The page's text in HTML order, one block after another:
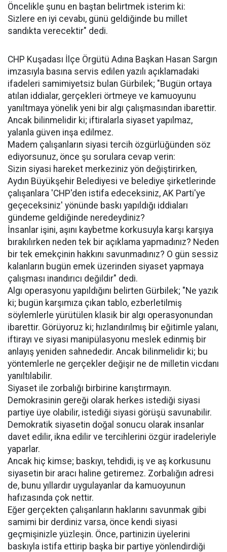
Öncelikle şunu en baştan belirtmek isterim ki:
Sizlere en iyi cevabı, günü geldiğinde bu millet
sandıkta verecektir" dedi.
CHP Kuşadası İlçe Örgütü Adına Başkan Hasan Sargın
imzasıyla basına servis edilen yazılı açıklamadaki
ifadeleri samimiyetsiz bulan Gürbilek; "Bugün ortaya
atılan iddialar, gerçekleri örtmeye ve kamuoyunu
yanıltmaya yönelik yeni bir algı çalışmasından ibarettir.
Ancak bilinmelidir ki; iftiralarla siyaset yapılmaz,
yalanla güven inşa edilmez.
Madem çalışanların siyasi tercih özgürlüğünden söz
ediyorsunuz, önce şu sorulara cevap verin:
Sizin siyasi hareket merkeziniz yön değiştirirken,
Aydın Büyükşehir Belediyesi ve belediye şirketlerinde
çalışanlara 'CHP'den istifa edeceksiniz, AK Parti'ye
geçeceksiniz' yönünde baskı yapıldığı iddiaları
gündeme geldiğinde neredeydiniz?
İnsanlar işini, aşını kaybetme korkusuyla karşı karşıya
bırakılırken neden tek bir açıklama yapmadınız? Neden
bir tek emekçinin hakkını savunmadınız? O gün sessiz
kalanların bugün emek üzerinden siyaset yapmaya
çalışması inandırıcı değildir" dedi.
Algı operasyonu yapıldığını belirten Gürbilek; "Ne yazık
ki; bugün karşımıza çıkan tablo, ezberletilmiş
söylemlerle yürütülen klasik bir algı operasyonundan
ibarettir. Görüyoruz ki; hızlandırılmış bir eğitimle yalanı,
iftirayı ve siyasi manipülasyonu meslek edinmiş bir
anlayış yeniden sahnededir. Ancak bilinmelidir ki; bu
yöntemlerle ne gerçekler değişir ne de milletin vicdanı
yanıltılabilir.
Siyaset ile zorbalığı birbirine karıştırmayın.
Demokrasinin gereği olarak herkes istediği siyasi
partiye üye olabilir, istediği siyasi görüşü savunabilir.
Demokratik siyasetin doğal sonucu olarak insanlar
davet edilir, ikna edilir ve tercihlerini özgür iradeleriyle
yaparlar.
Ancak hiç kimse; baskıyı, tehdidi, iş ve aş korkusunu
siyasetin bir aracı haline getiremez. Zorbalığın adresi
de, bunu yıllardır uygulayanlar da kamuoyunun
hafızasında çok nettir.
Eğer gerçekten çalışanların haklarını savunmak gibi
samimi bir derdiniz varsa, önce kendi siyasi
geçmişinizle yüzleşin. Önce, partinizin üyelerini
baskıyla istifa ettirip başka bir partiye yönlendirdiği